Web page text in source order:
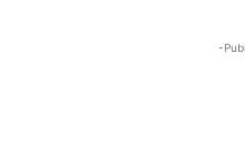
-